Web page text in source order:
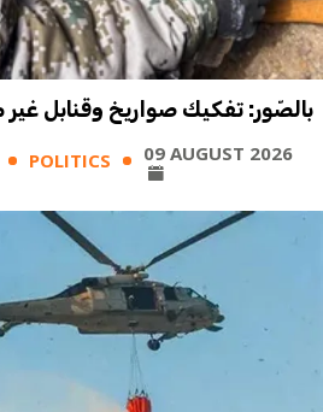
بالصّور: تفكيك صواريخ وقنابل غير
POLITICS 09 AUGUST 2026